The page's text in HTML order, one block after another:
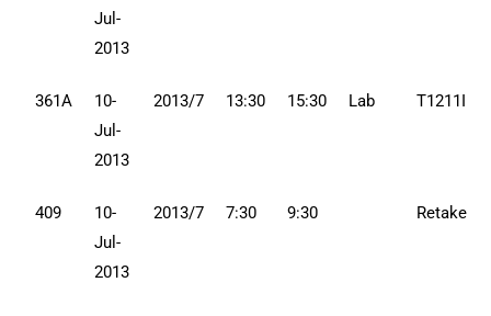
Jul-
2013
361A
10-
Jul-
2013
2013/7 13:30 15:30 Lab T1211I
409
10-
Jul-
2013
2013/7 7:30 9:30 Retake